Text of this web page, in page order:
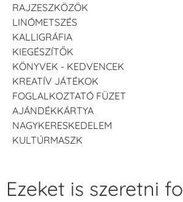
RAJZESZKÖZÖK
LINÓMETSZÉS
KALLIGRÁFIA
KIEGÉSZÍTŐK
KÖNYVEK - KEDVENCEK
KREATÍV JÁTÉKOK
FOGLALKOZTATÓ FÜZET
AJÁNDÉKKÁRTYA
NAGYKERESKEDELEM
KULTÚRMASZK
Ezeket is szeretni